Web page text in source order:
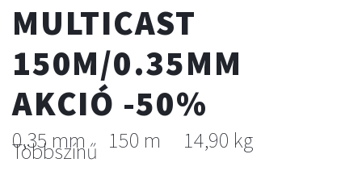
MULTICAST
150M/0.35MM
AKCIÓ -50%
0,35 mm 150 m 14,90 kg
Többszínű